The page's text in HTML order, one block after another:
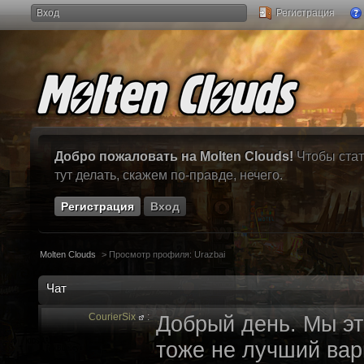
Вход Регистрация
Добро пожаловать на Molten Clouds! Чтобы
тут делать, скажем по-правде, нечего.
Регистрация Вход
Molten Clouds > Просмотр профиля: Urazbai
Чат
CourierSix : Добрый день. Мы
тоже не лучший